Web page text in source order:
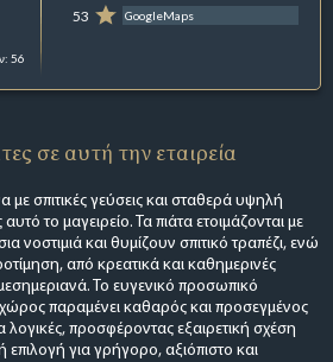
56
53 GoogleMaps
σε αυτή την εταιρεία
με σπιτικές γεύσεις και σταθερά υψηλή
το μαγειρείο. Τα πιάτα ετοιμάζονται με
νοστιμιά και θυμίζουν σπιτικό τραπέζι, ενώ
από κρεατικά και καθημερινές
Το ευγενικό προσωπικό
παραμένει καθαρός και προσεγμένος
λογικές, προσφέροντας εξαιρετική σχέση
επιλογή για γρήγορο, αξιόπιστο και